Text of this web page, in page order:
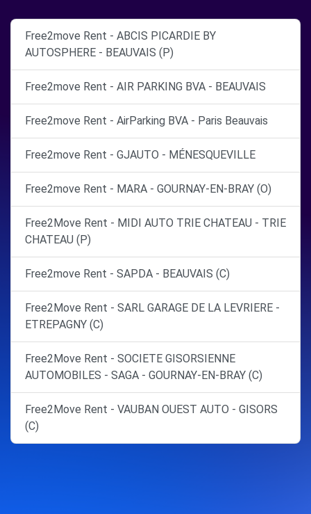
Free2move Rent - ABCIS PICARDIE BY
AUTOSPHERE - BEAUVAIS (P)
Free2move Rent - AIR PARKING BVA - BEAUVAIS
Free2move Rent - AirParking BVA - Paris Beauvais
Free2move Rent - GJAUTO - MÉNESQUEVILLE
Free2move Rent - MARA - GOURNAY-EN-BRAY (O)
Free2Move Rent - MIDI AUTO TRIE CHATEAU - TRIE
CHATEAU (P)
Free2move Rent - SAPDA - BEAUVAIS (C)
Free2Move Rent - SARL GARAGE DE LA LEVRIERE -
ETREPAGNY (C)
Free2Move Rent - SOCIETE GISORSIENNE
AUTOMOBILES - SAGA - GOURNAY-EN-BRAY (C)
Free2Move Rent - VAUBAN OUEST AUTO - GISORS
(C)